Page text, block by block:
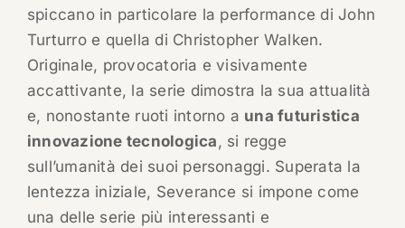
spiccano in particolare la performance di John
Turturro e quella di Christopher Walken.
Originale, provocatoria e visivamente
accattivante, la serie dimostra la sua attualità
e, nonostante ruoti intorno a una futuristica
innovazione tecnologica, si regge
sull’umanità dei suoi personaggi. Superata la
lentezza iniziale, Severance si impone come
una delle serie più interessanti e